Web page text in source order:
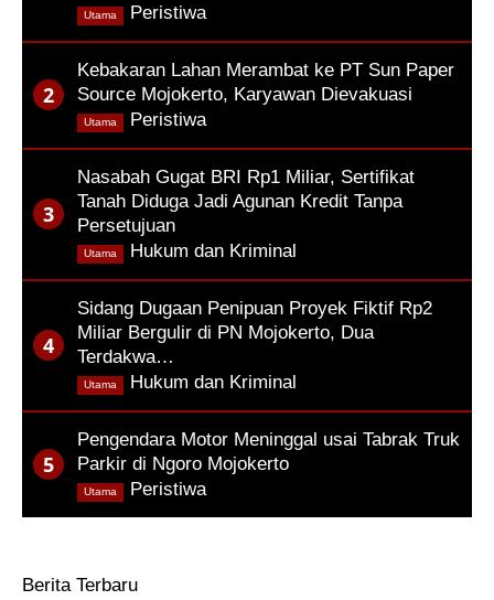
Peristiwa
Utama
Kebakaran Lahan Merambat ke PT Sun Paper
Source Mojokerto, Karyawan Dievakuasi
Peristiwa
Utama
Nasabah Gugat BRI Rp1 Miliar, Sertifikat
Tanah Diduga Jadi Agunan Kredit Tanpa
Persetujuan
Hukum dan Kriminal
Utama
Sidang Dugaan Penipuan Proyek Fiktif Rp2
Miliar Bergulir di PN Mojokerto, Dua
Terdakwa…
Hukum dan Kriminal
Utama
Pengendara Motor Meninggal usai Tabrak Truk
Parkir di Ngoro Mojokerto
Peristiwa
Utama
Berita Terbaru